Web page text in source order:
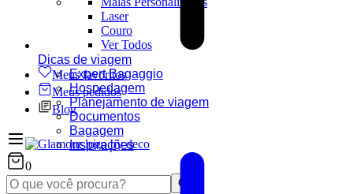
Laser
Couro
Ver Todos
Meus favoritos
Meus pedidos
Blog
0
Dicas de viagem
Expert Bagaggio
Hospedagem
Planejamento de viagem
Documentos
Bagagem
Inspirações